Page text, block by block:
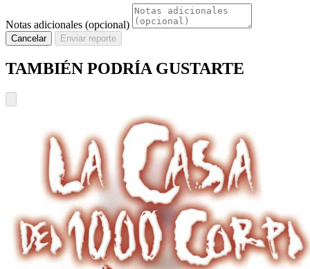
Notas adicionales (opcional)
Cancelar Enviar reporte
TAMBIÉN PODRÍA GUSTARTE